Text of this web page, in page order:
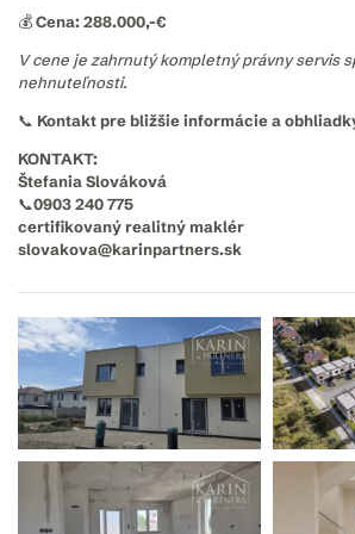
💰 Cena: 288.000,-€
V cene je zahrnutý kompletný právny servis
nehnuteľnosti.
📞 Kontakt pre bližšie informácie a
KONTAKT:
Štefania Slováková
📞0903 240 775
certifikovaný realitný maklér
slovakova@karinpartners.sk